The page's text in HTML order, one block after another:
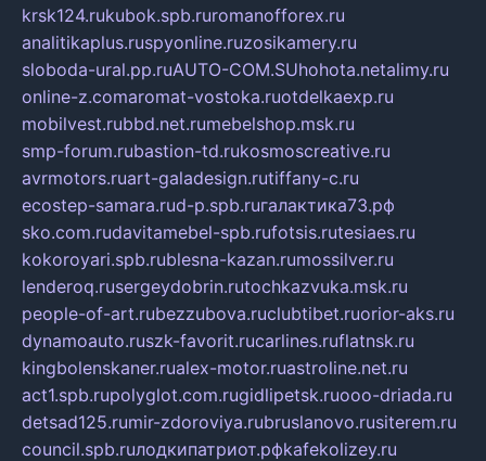
krsk124.rukubok.spb.ruromanofforex.ru
analitikaplus.ruspyonline.ruzosikamery.ru
sloboda-ural.pp.ruAUTO-COM.SUhohota.netalimy.ru
online-z.comaromat-vostoka.ruotdelkaexp.ru
mobilvest.rubbd.net.rumebelshop.msk.ru
smp-forum.rubastion-td.rukosmoscreative.ru
avrmotors.ruart-galadesign.rutiffany-c.ru
ecostep-samara.rud-p.spb.ruгалактика73.рф
sko.com.rudavitamebel-spb.rufotsis.rutesiaes.ru
kokoroyari.spb.rublesna-kazan.rumossilver.ru
lenderoq.rusergeydobrin.rutochkazvuka.msk.ru
people-of-art.rubezzubova.ruclubtibet.ruorior-aks.ru
dynamoauto.ruszk-favorit.rucarlines.ruflatnsk.ru
kingbolenskaner.rualex-motor.ruastroline.net.ru
act1.spb.rupolyglot.com.rugidlipetsk.ruooo-driada.ru
detsad125.rumir-zdoroviya.rubruslanovo.rusiterem.ru
council.spb.ruлодкипатриот.рфkafekolizey.ru